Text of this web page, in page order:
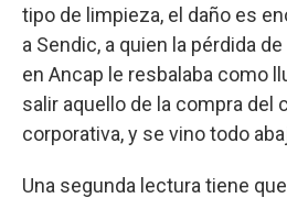
tipo de limpieza, el daño es
a Sendic, a quien la pérdida
en Ancap le resbalaba como
salir aquello de la compra del
corporativa, y se vino todo
Una segunda lectura tiene